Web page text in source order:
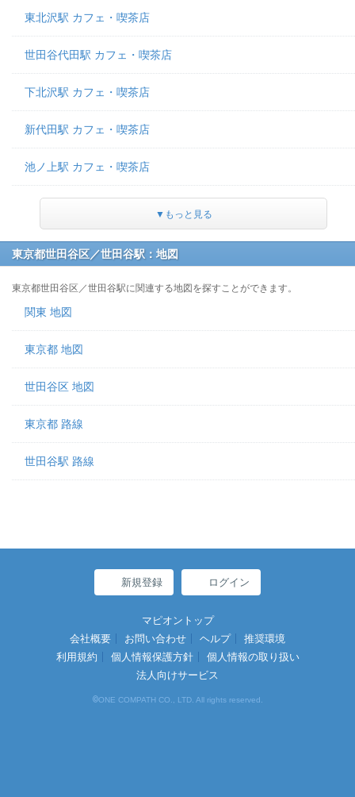
東北沢駅 カフェ・喫茶店
世田谷代田駅 カフェ・喫茶店
下北沢駅 カフェ・喫茶店
新代田駅 カフェ・喫茶店
池ノ上駅 カフェ・喫茶店
▼もっと見る
東京都世田谷区／世田谷駅：地図
東京都世田谷区／世田谷駅に関連する地図を探すことができます。
関東 地図
東京都 地図
世田谷区 地図
東京都 路線
世田谷駅 路線
新規登録 ログイン
マピオントップ
会社概要
お問い合わせ ヘルプ
推奨環境
利用規約
個人情報保護方針
個人情報の取り扱い
法人向けサービス
©ONE COMPATH CO., LTD. All rights reserved.